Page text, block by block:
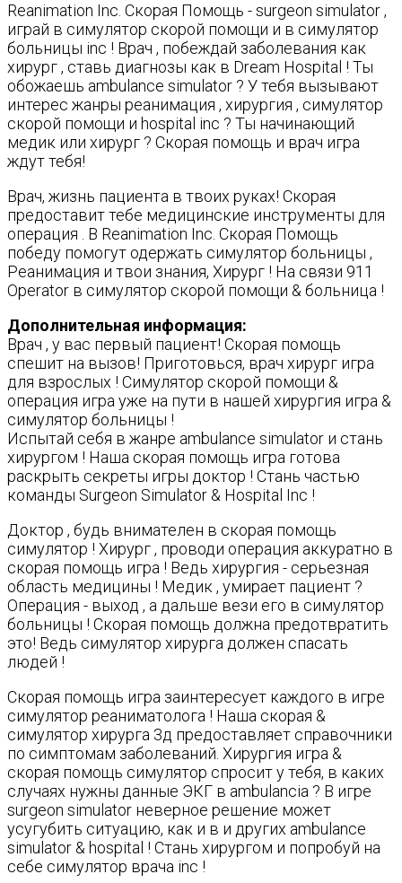
Reanimation Inc. Скорая Помощь - surgeon simulator ,
играй в симулятор скорой помощи и в симулятор
больницы inc ! Врач , побеждай заболевания как
хирург , ставь диагнозы как в Dream Hospital ! Ты
обожаешь ambulance simulator ? У тебя вызывают
интерес жанры реанимация , хирургия , симулятор
скорой помощи и hospital inc ? Ты начинающий
медик или хирург ? Скорая помощь и врач игра
ждут тебя!
Врач, жизнь пациента в твоих руках! Скорая
предоставит тебе медицинские инструменты для
операция . В Reanimation Inc. Скорая Помощь
победу помогут одержать симулятор больницы ,
Реанимация и твои знания, Хирург ! На связи 911
Operator в симулятор скорой помощи & больница !
Дополнительная информация:
Врач , у вас первый пациент! Скорая помощь
спешит на вызов! Приготовься, врач хирург игра
для взрослых ! Симулятор скорой помощи &
операция игра уже на пути в нашей хирургия игра &
симулятор больницы !
Испытай себя в жанре ambulance simulator и стань
хирургом ! Наша скорая помощь игра готова
раскрыть секреты игры доктор ! Стань частью
команды Surgeon Simulator & Hospital Inc !
Доктор , будь внимателен в скорая помощь
симулятор ! Хирург , проводи операция аккуратно в
скорая помощь игра ! Ведь хирургия - серьезная
область медицины ! Медик , умирает пациент ?
Операция - выход , а дальше вези его в симулятор
больницы ! Скорая помощь должна предотвратить
это! Ведь симулятор хирурга должен спасать
людей !
Скорая помощь игра заинтересует каждого в игре
симулятор реаниматолога ! Наша скорая &
симулятор хирурга 3д предоставляет справочники
по симптомам заболеваний. Хирургия игра &
скорая помощь симулятор спросит у тебя, в каких
случаях нужны данные ЭКГ в ambulancia ? В игре
surgeon simulator неверное решение может
усугубить ситуацию, как и в и других ambulance
simulator & hospital ! Стань хирургом и попробуй на
себе симулятор врача inc !